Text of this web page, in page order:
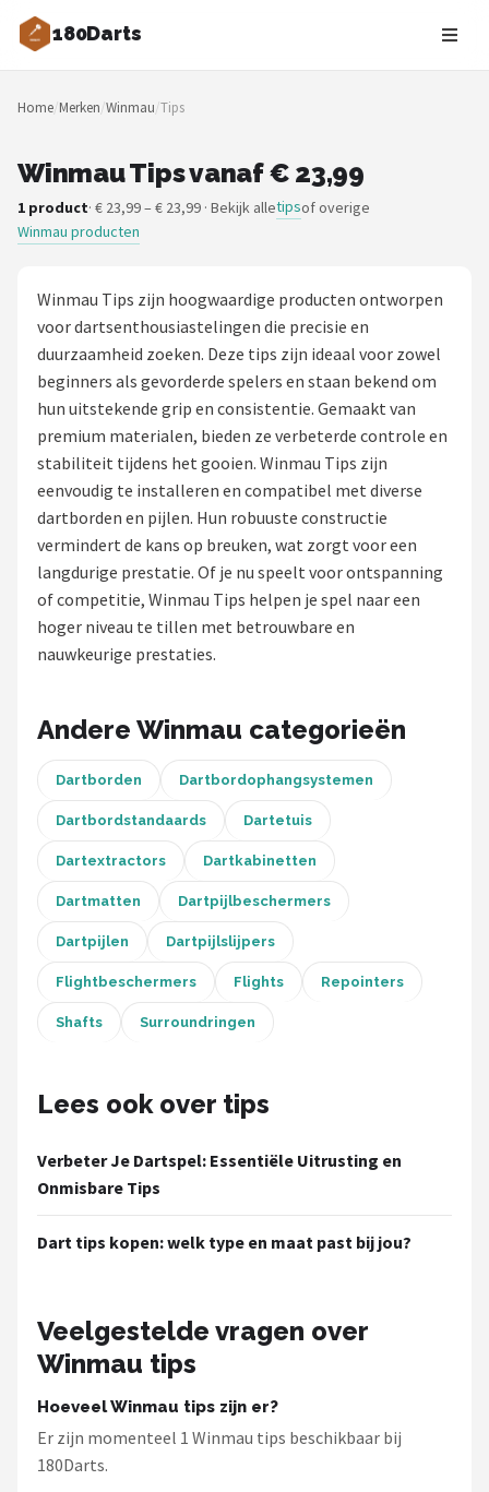
180Darts
Zoeken
NAVIGATIE
Merken
Dartspelers
Uitgooilijst
Dartshop
POPULAIRE MERKEN
Target
Winmau
Bull's
Dart
ABC Darts
Mission
Harrows
KOTO
Red Dragon
Home/Merken/Winmau/Tips
Winmau Tips vanaf € 23,99
1 product· € 23,99 – € 23,99 · Bekijk alletipsof overige
Winmau producten
Winmau Tips zijn hoogwaardige producten ontworpen
voor dartsenthousiastelingen die precisie en
duurzaamheid zoeken. Deze tips zijn ideaal voor zowel
beginners als gevorderde spelers en staan bekend om
hun uitstekende grip en consistentie. Gemaakt van
premium materialen, bieden ze verbeterde controle en
stabiliteit tijdens het gooien. Winmau Tips zijn
eenvoudig te installeren en compatibel met diverse
dartborden en pijlen. Hun robuuste constructie
vermindert de kans op breuken, wat zorgt voor een
langdurige prestatie. Of je nu speelt voor ontspanning
of competitie, Winmau Tips helpen je spel naar een
hoger niveau te tillen met betrouwbare en
nauwkeurige prestaties.
Andere Winmau categorieën
Dartborden Dartbordophangsystemen
Dartbordstandaards Dartetuis
Dartextractors Dartkabinetten
Dartmatten Dartpijlbeschermers
Dartpijlen Dartpijlslijpers
Flightbeschermers Flights Repointers
Shafts Surroundringen
Lees ook over tips
Verbeter Je Dartspel: Essentiële Uitrusting en
Onmisbare Tips
Dart tips kopen: welk type en maat past bij jou?
Veelgestelde vragen over
Winmau tips
Hoeveel Winmau tips zijn er?
Er zijn momenteel 1 Winmau tips beschikbaar bij
180Darts.